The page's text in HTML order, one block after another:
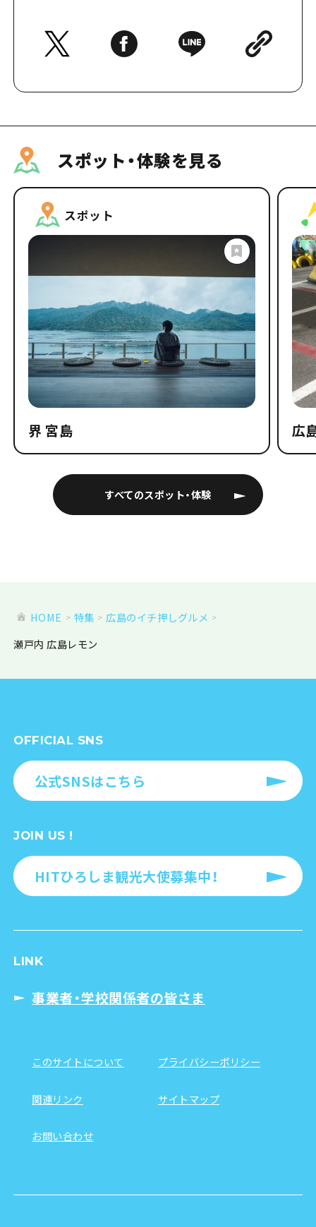
スポット・体験を見る
すべてのスポット・体験
スポット
界 宮島 広
HOME 特集
広島のイチ押しグルメ
瀬戸内 広島レモン
OFFICIAL SNS
公式SNSはこちら
JOIN US !
HITひろしま観光大使募集中！
LINK
事業者・学校関係者の皆さま
このサイトについて プライバシーポリシー
関連リンク サイトマップ
お問い合わせ